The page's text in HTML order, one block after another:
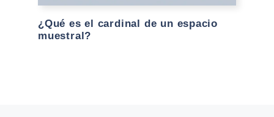
¿Qué es el cardinal de un espacio
muestral?